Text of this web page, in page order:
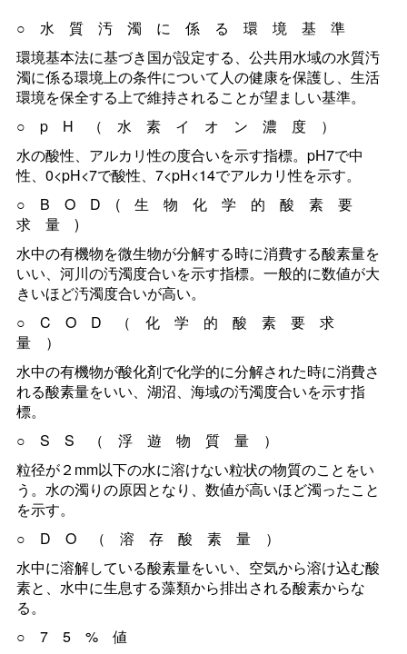
○水質汚濁に係る環境基準
環境基本法に基づき国が設定する、公共用水域の水質汚
濁に係る環境上の条件について人の健康を保護し、生活
環境を保全する上で維持されることが望ましい基準。
○pH（水素イオン濃度）
水の酸性、アルカリ性の度合いを示す指標。pH7で中
性、0<pH<7で酸性、7<pH<14でアルカリ性を示す。
○BOD(生物化学的酸素要
求量)
水中の有機物を微生物が分解する時に消費する酸素量を
いい、河川の汚濁度合いを示す指標。一般的に数値が大
きいほど汚濁度合いが高い。
○COD（化学的酸素要求
量）
水中の有機物が酸化剤で化学的に分解された時に消費さ
れる酸素量をいい、湖沼、海域の汚濁度合いを示す指
標。
○SS（浮遊物質量）
粒径が２mm以下の水に溶けない粒状の物質のことをい
う。水の濁りの原因となり、数値が高いほど濁ったこと
を示す。
○DO（溶存酸素量）
水中に溶解している酸素量をいい、空気から溶け込む酸
素と、水中に生息する藻類から排出される酸素からな
る。
○75%値